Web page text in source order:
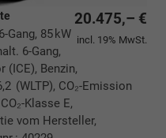
20.475,– €
incl. 19% MwSt.
Gang, 85 kW
6-Gang,
(ICE), Benzin,
(WLTP), CO₂-Emission
Klasse E,
vom Hersteller,